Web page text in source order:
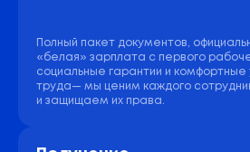
Полный пакет документов,
«белая» зарплата с первого
социальные гарантии и комфортные
труда— мы ценим каждого
и защищаем их права.